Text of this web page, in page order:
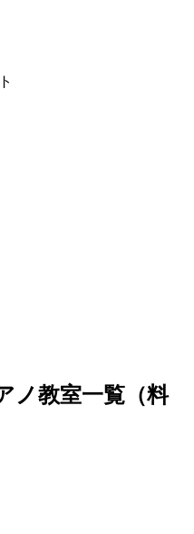
ノ教室一覧（料